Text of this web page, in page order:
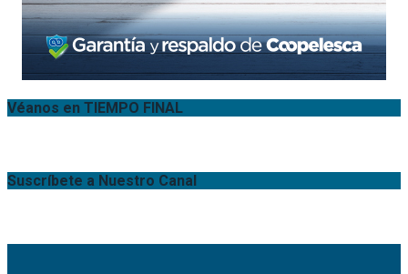
Véanos en TIEMPO FINAL
Suscríbete a Nuestro Canal